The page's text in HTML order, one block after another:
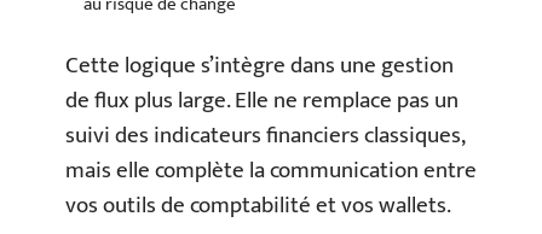
Cette logique s’intègre dans une gestion
de flux plus large. Elle ne remplace pas un
suivi des indicateurs financiers classiques,
mais elle complète la communication entre
vos outils de comptabilité et vos wallets.